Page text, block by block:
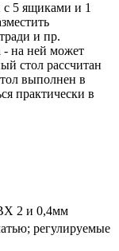
5 ящиками и 1
и пр.
- на ней может
стол рассчитан
выполнен в
практически в
2 и 0,4мм
регулируемые